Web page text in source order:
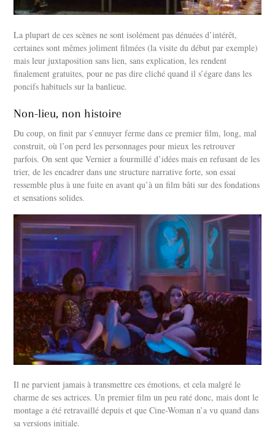
La plupart de ces scènes ne sont isolément pas dénuées d’intérêt,
certaines sont mêmes joliment filmées (la visite du début par exemple)
mais leur juxtaposition sans lien, sans explication, les rendent
finalement gratuites, pour ne pas dire cliché quand il s’égare dans les
poncifs habituels sur la banlieue.
Non-lieu, non histoire
Du coup, on finit par s’ennuyer ferme dans ce premier film, long, mal
construit, où l’on perd les personnages pour mieux les retrouver
parfois. On sent que Vernier a fourmillé d’idées mais en refusant de les
trier, de les encadrer dans une structure narrative forte, son essai
ressemble plus à une fuite en avant qu’à un film bâti sur des fondations
et sensations solides.
Il ne parvient jamais à transmettre ces émotions, et cela malgré le
charme de ses actrices. Un premier film un peu raté donc, mais dont le
montage a été retravaillé depuis et que Cine-Woman n’a vu quand dans
sa versions initiale.